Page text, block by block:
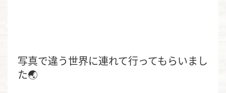
写真で違う世界に連れて行ってもらいまし
た🌏